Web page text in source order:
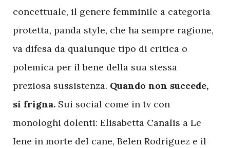
concettuale, il genere femminile a categoria
protetta, panda style, che ha sempre ragione,
va difesa da qualunque tipo di critica o
polemica per il bene della sua stessa
preziosa sussistenza. Quando non succede,
si frigna. Sui social come in tv con
monologhi dolenti: Elisabetta Canalis a Le
Iene in morte del cane, Belen Rodriguez e il